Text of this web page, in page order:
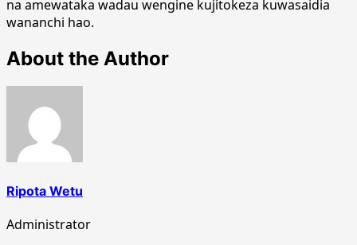
na amewataka wadau wengine kujitokeza kuwasaidia
wananchi hao.
About the Author
Ripota Wetu
Administrator